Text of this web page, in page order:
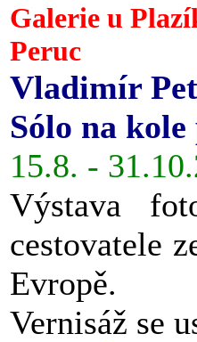
Galerie u
Peruc
Vladimír
Sólo na
15.8. -
Výstava
cestovatele
Evropě.
Vernisáž se